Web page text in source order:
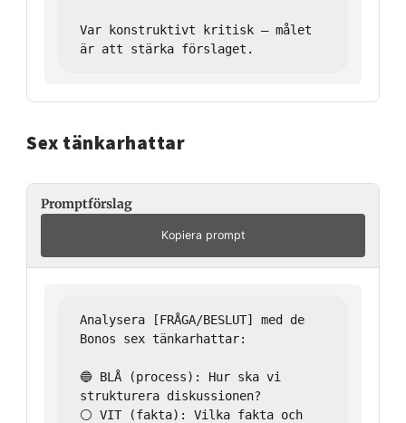
Var konstruktivt kritisk – målet
Sex tänkarhattar
Promptförslag
Kopiera prompt
Analysera [FRÅGA/BESLUT] med de
Bonos sex tänkarhattar:
🔵 BLÅ (process): Hur ska vi
strukturera diskussionen?
⚪ VIT (fakta): Vilka fakta och